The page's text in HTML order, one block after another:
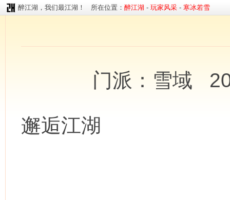
醉江湖，我们最江湖！ 所在位置： 醉江湖 - 玩家风采 - 寒冰若雪
门派：雪域
邂逅江湖